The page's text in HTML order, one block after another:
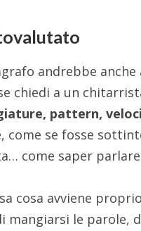
andrebbe anche
chiedi a un
pattern,
come se fosse
come saper
cosa avviene
mangiarsi le parole,